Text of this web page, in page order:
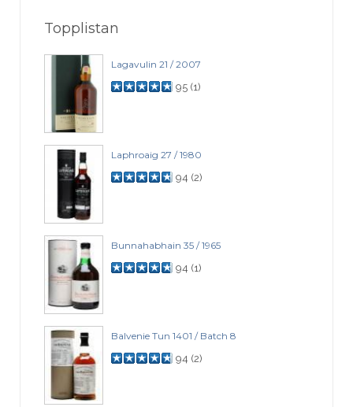
Topplistan
Lagavulin 21 / 2007
95 (1)
Laphroaig 27 / 1980
94 (2)
Bunnahabhain 35 / 1965
94 (1)
Balvenie Tun 1401 / Batch 8
94 (2)